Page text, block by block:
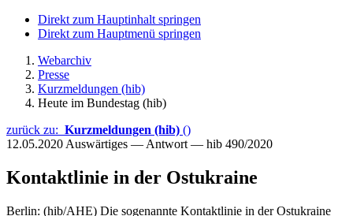
Direkt zum Hauptinhalt springen
Direkt zum Hauptmenü springen
Webarchiv
Presse
Kurzmeldungen (hib)
Heute im Bundestag (hib)
zurück zu: Kurzmeldungen (hib) ()
12.05.2020 Auswärtiges — Antwort — hib 490/2020
Kontaktlinie in der Ostukraine
Berlin: (hib/AHE) Die sogenannte Kontaktlinie in der Ostukraine